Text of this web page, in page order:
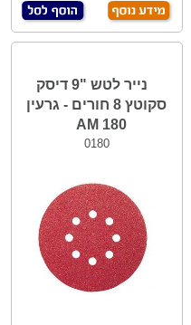
נייר לטש "9 דיסק
סקוטץ 8 חורים - גרעין
180 AM
0180